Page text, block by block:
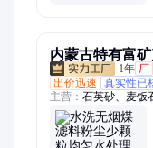
内蒙古特有富
1年 厂
出价迅速
真实性已
主营： 石英砂、麦饭
石、蛭石、过滤滤